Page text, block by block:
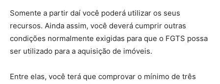
Somente a partir daí você poderá utilizar os seus
recursos. Ainda assim, você deverá cumprir outras
condições normalmente exigidas para que o FGTS possa
ser utilizado para a aquisição de imóveis.
Entre elas, você terá que comprovar o mínimo de três